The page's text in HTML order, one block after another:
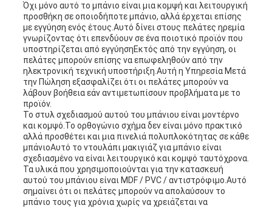
Όχι μόνο αυτό το μπάνιο είναι μια κομψή και λειτουργική
προσθήκη σε οποιοδήποτε μπάνιο, αλλά έρχεται επίσης
με εγγύηση ενός έτους.Αυτό δίνει στους πελάτες ηρεμία
γνωρίζοντας ότι επενδύουν σε ένα ποιοτικό προϊόν που
υποστηρίζεται από εγγύησηΕκτός από την εγγύηση, οι
πελάτες μπορούν επίσης να επωφεληθούν από την
ηλεκτρονική τεχνική υποστήριξη.Αυτή η Υπηρεσία Μετά
την Πώληση εξασφαλίζει ότι οι πελάτες μπορούν να
λάβουν βοήθεια εάν αντιμετωπίσουν προβλήματα με το
προϊόν.
Το στυλ σχεδιασμού αυτού του μπάνιου είναι μοντέρνο
και κομψό.Το ορθογώνιο σχήμα δεν είναι μόνο πρακτικό
αλλά προσθέτει και μια πινελιά πολυπλοκότητας σε κάθε
μπάνιοΑυτό το ντουλάπι μακιγιάζ για μπάνιο είναι
σχεδιασμένο να είναι λειτουργικό και κομψό ταυτόχρονα.
Τα υλικά που χρησιμοποιούνται για την κατασκευή
αυτού του μπάνιου είναι MDF / PVC / αντιστρόφιμο.Αυτό
σημαίνει ότι οι πελάτες μπορούν να απολαύσουν το
μπάνιο τους για χρόνια χωρίς να χρειάζεται να